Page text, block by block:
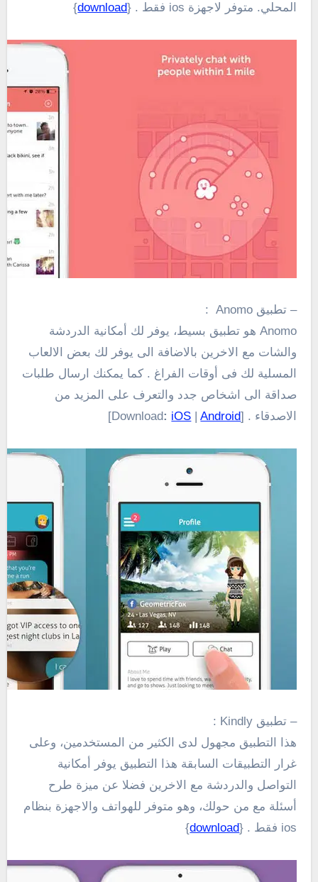
المحلي. متوفر لاجهزة ios فقط . { download
}
– تطبيق Anomo
:
Anomo هو تطبيق بسيط، يوفر لك أمكانية الدردشة
والشات مع الاخرين بالاضافة الى يوفر لك بعض الالعاب
المسلية لك فى أوقات الفراغ . كما يمكنك ارسال طلبات
صداقة الى اشخاص جدد والتعرف على المزيد من
الاصدقاء . [Download
: iOS |Android
]
– تطبيق Kindly :
هذا التطبيق مجهول لدى الكثير من المستخدمين، وعلى
غرار التطبيقات السابقة هذا التطبيق يوفر أمكانية
التواصل والدردشة مع الاخرين فضلا عن ميزة طرح
أسئلة مع من حولك، وهو متوفر للهواتف والاجهزة بنظام
ios فقط . {
download
}